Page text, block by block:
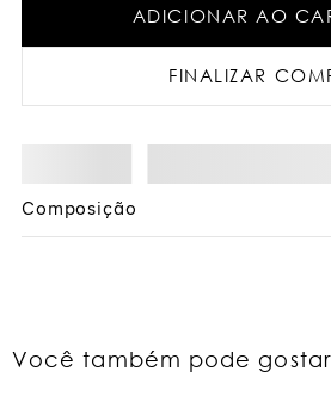
ADICIONAR AO
FINALIZAR
Composição
Você também pode